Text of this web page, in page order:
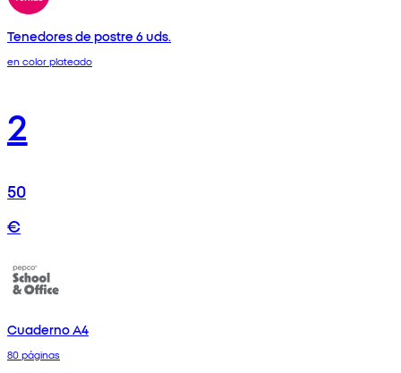
Tenedores de postre 6 uds.
en color plateado
2
50
€
Cuaderno A4
80 páginas